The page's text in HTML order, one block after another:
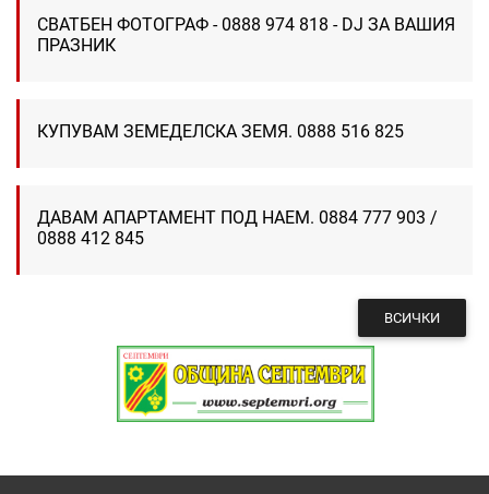
СВАТБЕН ФОТОГРАФ - 0888 974 818 - DJ ЗА ВАШИЯ
ПРАЗНИК
КУПУВАМ ЗЕМЕДЕЛСКА ЗЕМЯ. 0888 516 825
ДАВАМ АПАРТАМЕНТ ПОД НАЕМ. 0884 777 903 /
0888 412 845
ВСИЧКИ